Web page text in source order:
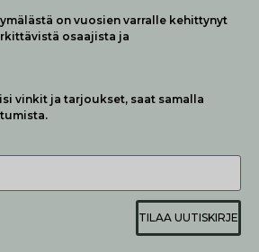
on vuosien varralle kehittynyt
osaajista ja
vinkit ja tarjoukset, saat samalla
TILAA UUTISKIRJE